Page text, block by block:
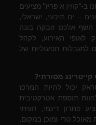
"קוזין א פריז" מציעים
– ים תיכוני, ישראלי,
השף אלכס זובקה בונה
לאופי האירוע, לקהל
למגבלות תפעוליות של
מסורתי?
יכול להיות המרכז
תוספת אטרקטיבית
פתרון דינמי, חוויתי
מאוכל טרי ומוכן במקום,